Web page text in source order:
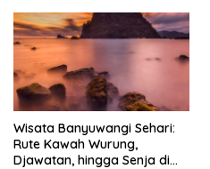
Wisata Banyuwangi Sehari:
Rute Kawah Wurung,
Djawatan, hingga Senja di